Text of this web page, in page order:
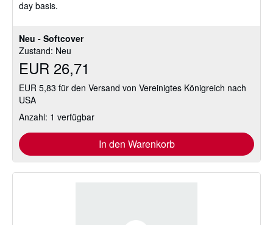
Neu - Softcover
Zustand: Neu
EUR 26,71
EUR 5,83 für den Versand von Vereinigtes Königreich nach
USA
Anzahl: 1 verfügbar
In den Warenkorb
day basis.